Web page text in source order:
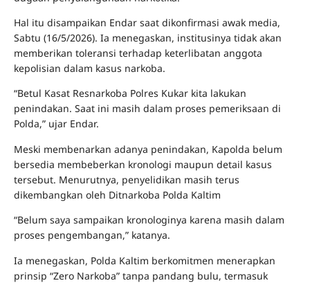
Hal itu disampaikan Endar saat dikonfirmasi awak media,
Sabtu (16/5/2026). Ia menegaskan, institusinya tidak akan
memberikan toleransi terhadap keterlibatan anggota
kepolisian dalam kasus narkoba.
“Betul Kasat Resnarkoba Polres Kukar kita lakukan
penindakan. Saat ini masih dalam proses pemeriksaan di
Polda,” ujar Endar.
Meski membenarkan adanya penindakan, Kapolda belum
bersedia membeberkan kronologi maupun detail kasus
tersebut. Menurutnya, penyelidikan masih terus
dikembangkan oleh Ditnarkoba Polda Kaltim
“Belum saya sampaikan kronologinya karena masih dalam
proses pengembangan,” katanya.
Ia menegaskan, Polda Kaltim berkomitmen menerapkan
prinsip “Zero Narkoba” tanpa pandang bulu, termasuk